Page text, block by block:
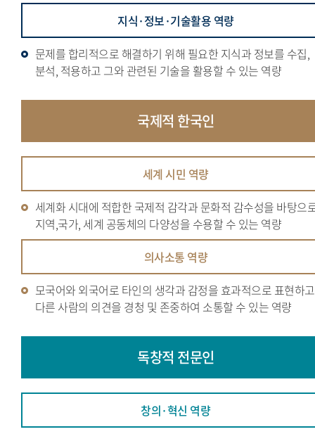
지식·정보·기술활용 역량
문제를 합리적으로 해결하기 위해 필요한 지식과 정보를 수집,
분석, 적용하고 그와 관련된 기술을 활용할 수 있는 역량
국제적 한국인
세계 시민 역량
세계화 시대에 적합한 국제적 감각과 문화적 감수성을 바탕으
지역,국가, 세계 공동체의 다양성을 수용할 수 있는 역량
의사소통 역량
모국어와 외국어로 타인의 생각과 감정을 효과적으로 표현하고
다른 사람의 의견을 경청 및 존중하여 소통할 수 있는 역량
독창적 전문인
창의·혁신 역량